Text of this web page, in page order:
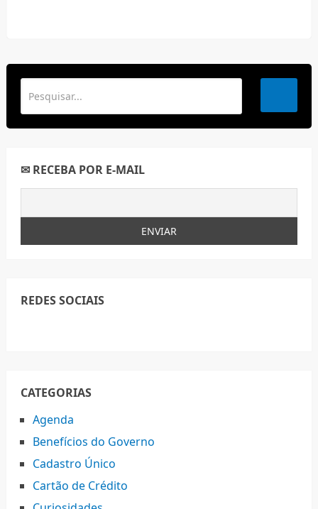
✉ RECEBA POR E-MAIL
REDES SOCIAIS
CATEGORIAS
Agenda
Benefícios do Governo
Cadastro Único
Cartão de Crédito